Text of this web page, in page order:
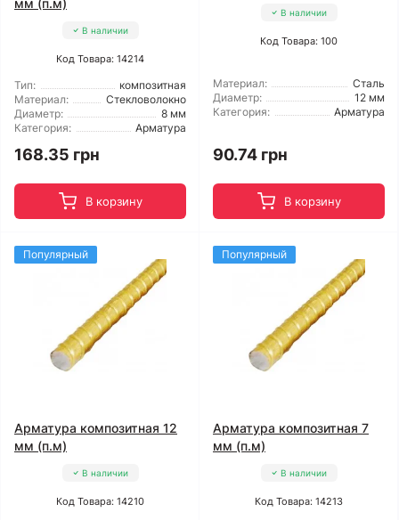
мм (п.м)
В наличии
Код Товара: 14214
Тип:
композитная
Материал:
Стекловолокно
Диаметр:
8 мм
Категория:
Арматура
168.35 грн
В корзину
В наличии
Код Товара: 100
Материал:
Сталь
Диаметр:
12 мм
Категория:
Арматура
90.74 грн
В корзину
Популярный
Арматура композитная 12
мм (п.м)
В наличии
Код Товара: 14210
Популярный
Арматура композитная 7
мм (п.м)
В наличии
Код Товара: 14213